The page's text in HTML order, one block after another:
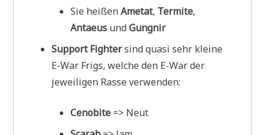
Sie heißenAmetat, Termite,
Antaeus undGungnir
Support Fightersind quasi sehr kleine
E-War Frigs, welche den E-War der
jeweiligen Rasse verwenden:
Cenobite => Neut